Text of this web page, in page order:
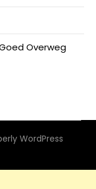
Overweg
WordPress